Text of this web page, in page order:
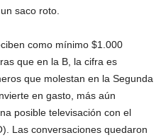
saco roto.
como mínimo $1.000
que en la B, la cifra es
que molestan en la Segunda
en gasto, más aún
posible televisación con el
Las conversaciones quedaron